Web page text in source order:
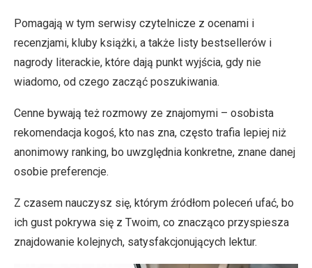
Pomagają w tym serwisy czytelnicze z ocenami i
recenzjami, kluby książki, a także listy bestsellerów i
nagrody literackie, które dają punkt wyjścia, gdy nie
wiadomo, od czego zacząć poszukiwania.
Cenne bywają też rozmowy ze znajomymi – osobista
rekomendacja kogoś, kto nas zna, często trafia lepiej niż
anonimowy ranking, bo uwzględnia konkretne, znane danej
osobie preferencje.
Z czasem nauczysz się, którym źródłom poleceń ufać, bo
ich gust pokrywa się z Twoim, co znacząco przyspiesza
znajdowanie kolejnych, satysfakcjonujących lektur.